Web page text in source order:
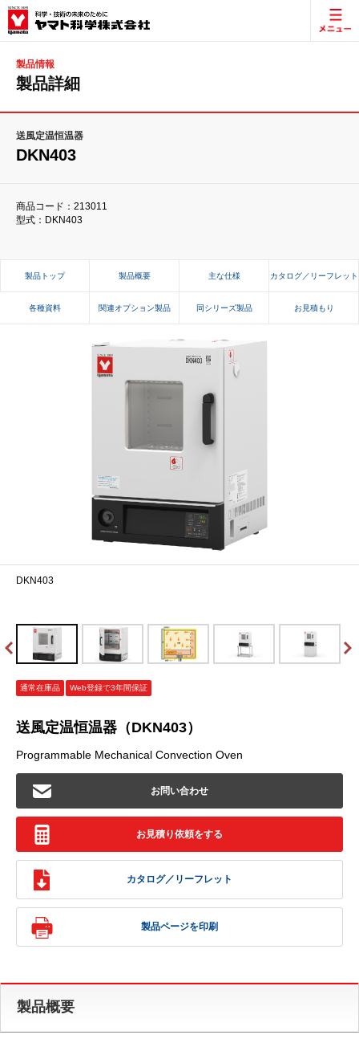
製品情報
製品詳細
送風定温恒温器
DKN403
商品コード：213011
型式：DKN403
製品トップ 製品概要 主な仕様 カタログ／リーフレット
各種資料 関連オプション製品 同シリーズ製品 お見積もり
DKN403
通常在庫品 Web登録で3年間保証
送風定温恒温器（DKN403）
Programmable Mechanical Convection Oven
お問い合わせ
お見積り依頼をする
カタログ／リーフレット
製品ページを印刷
製品概要